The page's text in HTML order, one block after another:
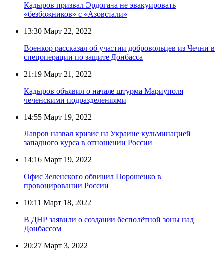
Кадыров призвал Эрдогана не эвакуировать
«безбожников» с «Азовстали»
13:30 Март 22, 2022
Военкор рассказал об участии добровольцев из Чечни в
спецоперации по защите Донбасса
21:19 Март 21, 2022
Кадыров объявил о начале штурма Мариуполя
чеченскими подразделениями
14:55 Март 19, 2022
Лавров назвал кризис на Украине кульминацией
западного курса в отношении России
14:16 Март 19, 2022
Офис Зеленского обвинил Порошенко в
провоцировании России
10:11 Март 18, 2022
В ДНР заявили о создании бесполётной зоны над
Донбассом
20:27 Март 3, 2022